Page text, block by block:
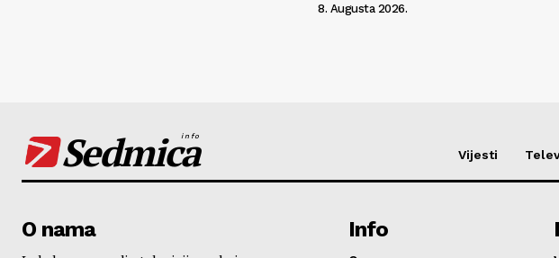
8. Augusta 2026.
Sedmica
info
Vijesti
O nama Info